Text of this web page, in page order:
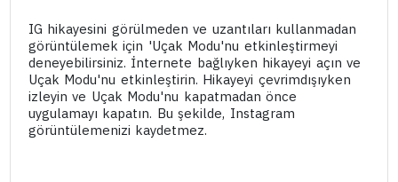
IG hikayesini görülmeden ve uzantıları kullanmadan
görüntülemek için 'Uçak Modu'nu etkinleştirmeyi
deneyebilirsiniz. İnternete bağlıyken hikayeyi açın ve
Uçak Modu'nu etkinleştirin. Hikayeyi çevrimdışıyken
izleyin ve Uçak Modu'nu kapatmadan önce
uygulamayı kapatın. Bu şekilde, Instagram
görüntülemenizi kaydetmez.